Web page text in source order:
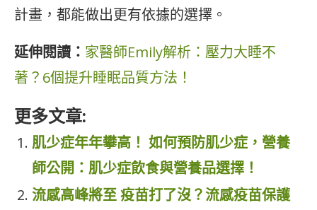
計畫，都能做出更有依據的選擇。
延伸閱讀： 家醫師Emily解析：壓力大睡不
著？6個提升睡眠品質方法！
更多文章:
肌少症年年攀高！ 如何預防肌少症，營養
師公開：肌少症飲食與營養品選擇！
流感高峰將至 疫苗打了沒？流感疫苗保護